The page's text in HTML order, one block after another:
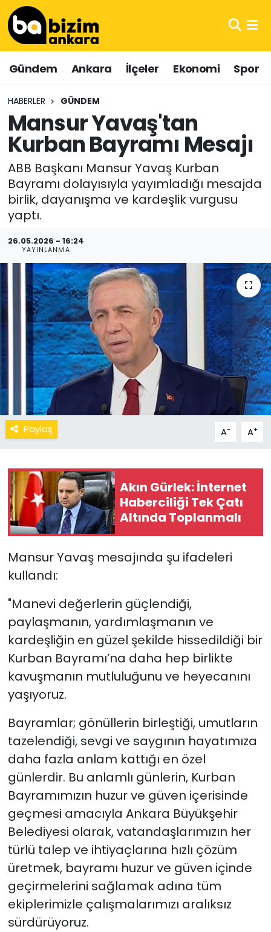
Gündem Ankara İlçeler Ekonomi Spor
HABERLER GÜNDEM
Mansur Yavaş'tan
Kurban Bayramı Mesajı
ABB Başkanı Mansur Yavaş Kurban
Bayramı dolayısıyla yayımladığı mesajda
birlik, dayanışma ve kardeşlik vurgusu
yaptı.
26.05.2026 - 16:24
YAYINLANMA
Paylaş A- A+
Akın Gürlek: İnternet
Haberciliği Tek Çatı
Altında Toplanmalı
Mansur Yavaş mesajında şu ifadeleri
kullandı:
"Manevi değerlerin güçlendiği,
paylaşmanın, yardımlaşmanın ve
kardeşliğin en güzel şekilde hissedildiği bir
Kurban Bayramı’na daha hep birlikte
kavuşmanın mutluluğunu ve heyecanını
yaşıyoruz.
Bayramlar; gönüllerin birleştiği, umutların
tazelendiği, sevgi ve saygının hayatımıza
daha fazla anlam kattığı en özel
günlerdir. Bu anlamlı günlerin, Kurban
Bayramımızın huzur ve güven içerisinde
geçmesi amacıyla Ankara Büyükşehir
Belediyesi olarak, vatandaşlarımızın her
türlü talep ve ihtiyaçlarına hızlı çözüm
üretmek, bayramı huzur ve güven içinde
geçirmelerini sağlamak adına tüm
ekiplerimizle çalışmalarımızı aralıksız
sürdürüyoruz.
Hava Durumu
Trafik Durumu
Süper Lig Puan Durumu ve Fikstür
Tüm Manşetler
Son Dakika Haberleri
Haber Arşivi